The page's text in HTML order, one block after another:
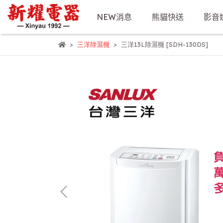
NEW消息 熊貓快送 影音
三洋除濕機 三洋13L除濕機 [SDH-130DS]